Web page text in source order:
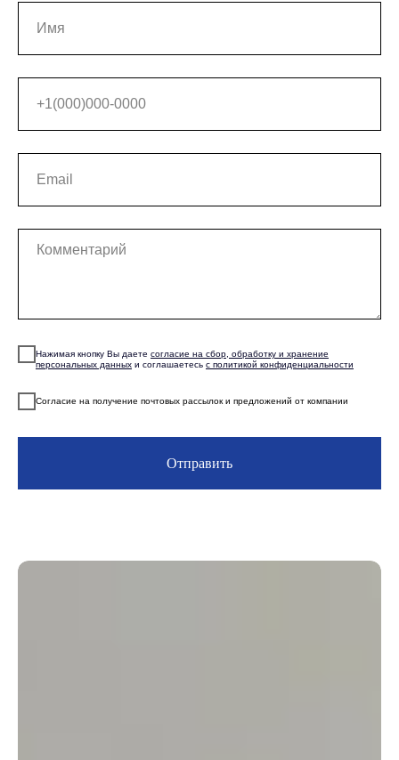
Нажимая кнопку Вы даете согласие на сбор, обработку и хранение
персональных данных и соглашаетесь с политикой конфиденциальности
Согласие на получение почтовых рассылок и предложений от компании
Отправить